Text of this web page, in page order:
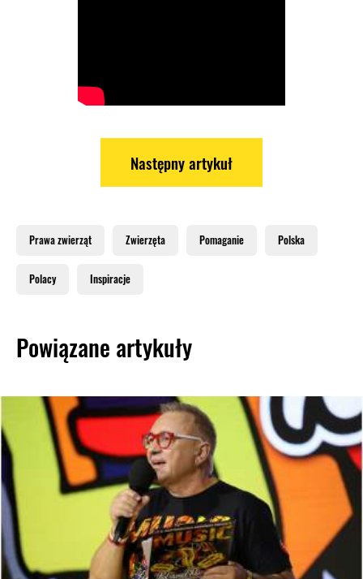
Następny artykuł
Prawa zwierząt Zwierzęta Pomaganie Polska
Polacy Inspiracje
Powiązane artykuły